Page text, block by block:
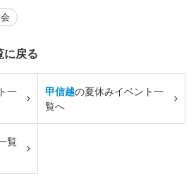
に戻る
一
甲信越の夏休みイベント一
覧へ
覧